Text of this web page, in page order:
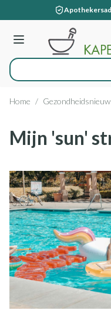
Ga naar de inhoud
Menu
Product, merk,
Home /
Mijn 'sun'